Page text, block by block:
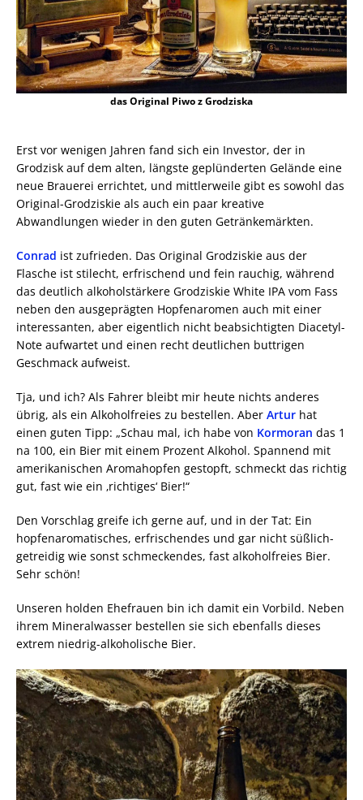
das Original Piwo z Grodziska
Erst vor wenigen Jahren fand sich ein Investor, der in
Grodzisk auf dem alten, längste geplünderten Gelände eine
neue Brauerei errichtet, und mittlerweile gibt es sowohl das
Original-Grodziskie als auch ein paar kreative
Abwandlungen wieder in den guten Getränkemärkten.
Conrad ist zufrieden. Das Original Grodziskie aus der
Flasche ist stilecht, erfrischend und fein rauchig, während
das deutlich alkoholstärkere Grodziskie White IPA vom Fass
neben den ausgeprägten Hopfenaromen auch mit einer
interessanten, aber eigentlich nicht beabsichtigten Diacetyl-
Note aufwartet und einen recht deutlichen buttrigen
Geschmack aufweist.
Tja, und ich? Als Fahrer bleibt mir heute nichts anderes
übrig, als ein Alkoholfreies zu bestellen. Aber Artur hat
einen guten Tipp: „Schau mal, ich habe von Kormoran das 1
na 100, ein Bier mit einem Prozent Alkohol. Spannend mit
amerikanischen Aromahopfen gestopft, schmeckt das richtig
gut, fast wie ein ‚richtiges‘ Bier!“
Den Vorschlag greife ich gerne auf, und in der Tat: Ein
hopfenaromatisches, erfrischendes und gar nicht süßlich-
getreidig wie sonst schmeckendes, fast alkoholfreies Bier.
Sehr schön!
Unseren holden Ehefrauen bin ich damit ein Vorbild. Neben
ihrem Mineralwasser bestellen sie sich ebenfalls dieses
extrem niedrig-alkoholische Bier.